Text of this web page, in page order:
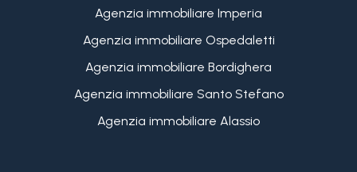
Agenzia immobiliare Imperia
Agenzia immobiliare Ospedaletti
Agenzia immobiliare Bordighera
Agenzia immobiliare Santo Stefano
Agenzia immobiliare Alassio